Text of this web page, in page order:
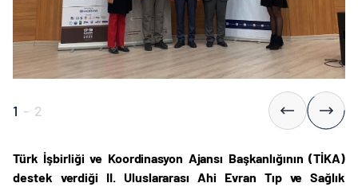
1 - 2
Türk İşbirliği ve Koordinasyon Ajansı Başkanlığının (TİKA)
destek verdiği II. Uluslararası Ahi Evran Tıp ve Sağlık